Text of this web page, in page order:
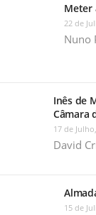
Meter
22 de
Nuno
Inês de
Câmara
17 de
David
15 de